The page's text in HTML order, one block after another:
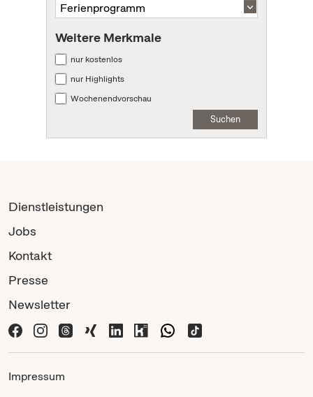
Weitere Merkmale
nur kostenlos
nur Highlights
Wochenendvorschau
Suchen
Dienstleistungen
Jobs
Kontakt
Presse
Newsletter
Impressum